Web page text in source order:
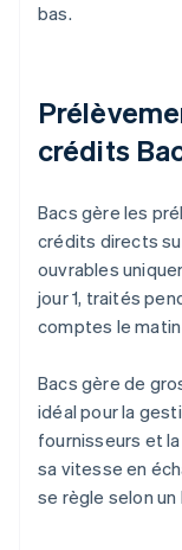
bas.
crédits
Bacs gère les
crédits directs
ouvrables
jour 1, traités
comptes le matin
Bacs gère de
idéal pour la
fournisseurs et
sa vitesse en
se règle selon